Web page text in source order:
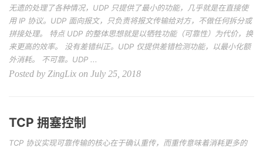
无遗的处理了各种情况，UDP 只提供了最小的功能，几乎就是在直接使
用 IP 协议。UDP 面向报文，只负责将报文传输给对方，不做任何拆分或
拼接处理。 特点 UDP 的整体思想就是以牺牲功能（可靠性）为代价，换
来更高的效率。 没有差错纠正。UDP 仅提供差错检测功能，以最小化额
外消耗。 不可靠。UDP ...
Posted by ZingLix on July 25, 2018
TCP 拥塞控制
TCP 协议实现可靠传输的核心在于确认重传，而重传意味着消耗更多的